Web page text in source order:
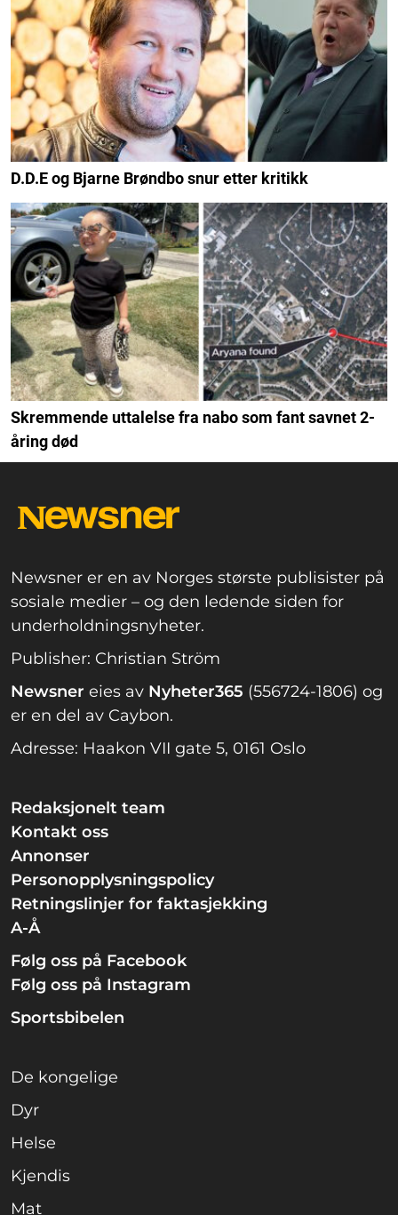
D.D.E og Bjarne Brøndbo snur etter kritikk
Skremmende uttalelse fra nabo som fant savnet 2-
åring død
Newsner er en av Norges største publisister på
sosiale medier – og den ledende siden for
underholdningsnyheter.
Publisher: Christian Ström
Newsner eies av Nyheter365 (556724-1806) og
er en del av Caybon.
Adresse: Haakon VII gate 5, 0161 Oslo
Redaksjonelt team
Kontakt oss
Annonser
Personopplysningspolicy
Retningslinjer for faktasjekking
A-Å
Følg oss på Facebook
Følg oss på Instagram
Sportsbibelen
De kongelige
Dyr
Helse
Kjendis
Mat